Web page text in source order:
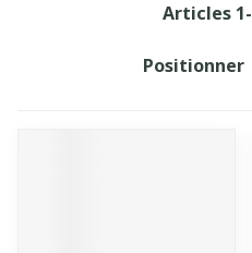
Articles 1-
Trier par: